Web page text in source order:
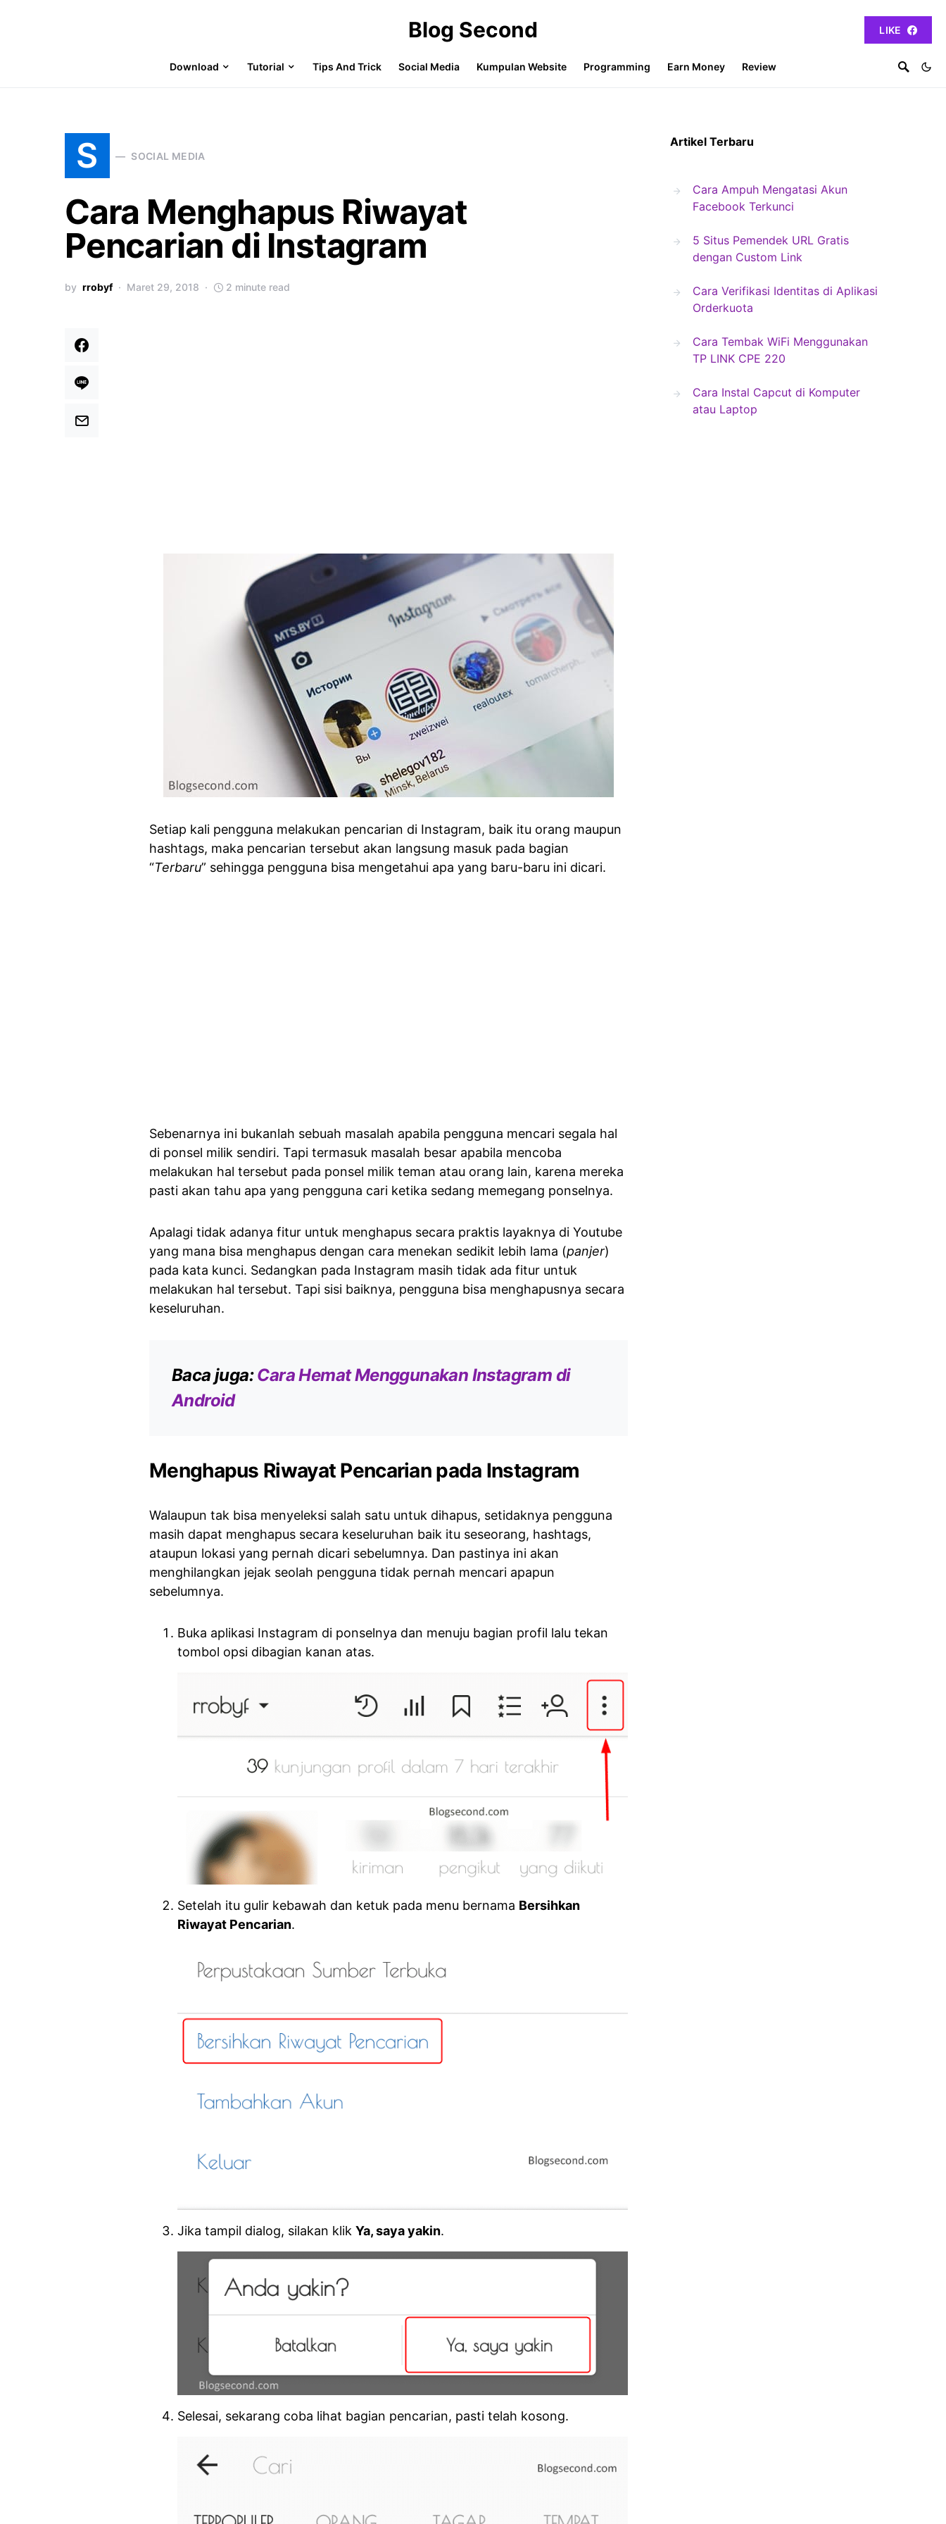
Blog Second LIKE
Download Tutorial Tips And Trick Social Media Kumpulan Website Programming Earn Money Review
S SOCIAL MEDIA
Cara Menghapus Riwayat
Pencarian di Instagram
by rrobyf Maret 29, 2018 2 minute read
Setiap kali pengguna melakukan pencarian di Instagram, baik itu orang maupun
hashtags, maka pencarian tersebut akan langsung masuk pada bagian
“Terbaru” sehingga pengguna bisa mengetahui apa yang baru-baru ini dicari.
Sebenarnya ini bukanlah sebuah masalah apabila pengguna mencari segala hal
di ponsel milik sendiri. Tapi termasuk masalah besar apabila mencoba
melakukan hal tersebut pada ponsel milik teman atau orang lain, karena mereka
pasti akan tahu apa yang pengguna cari ketika sedang memegang ponselnya.
Apalagi tidak adanya fitur untuk menghapus secara praktis layaknya di Youtube
yang mana bisa menghapus dengan cara menekan sedikit lebih lama (panjer)
pada kata kunci. Sedangkan pada Instagram masih tidak ada fitur untuk
melakukan hal tersebut. Tapi sisi baiknya, pengguna bisa menghapusnya secara
keseluruhan.
Baca juga:Cara Hemat Menggunakan Instagram di
Android
Menghapus Riwayat Pencarian pada Instagram
Walaupun tak bisa menyeleksi salah satu untuk dihapus, setidaknya pengguna
masih dapat menghapus secara keseluruhan baik itu seseorang, hashtags,
ataupun lokasi yang pernah dicari sebelumnya. Dan pastinya ini akan
menghilangkan jejak seolah pengguna tidak pernah mencari apapun
sebelumnya.
Buka aplikasi Instagram di ponselnya dan menuju bagian profil lalu tekan
tombol opsi dibagian kanan atas.
Setelah itu gulir kebawah dan ketuk pada menu bernama Bersihkan
Riwayat Pencarian.
Jika tampil dialog, silakan klik Ya, saya yakin.
Selesai, sekarang coba lihat bagian pencarian, pasti telah kosong.
Artikel Terbaru
Cara Ampuh Mengatasi Akun
Facebook Terkunci
5 Situs Pemendek URL Gratis
dengan Custom Link
Cara Verifikasi Identitas di Aplikasi
Orderkuota
Cara Tembak WiFi Menggunakan
TP LINK CPE 220
Cara Instal Capcut di Komputer
atau Laptop